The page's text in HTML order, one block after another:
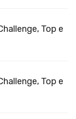
Top e
Top e